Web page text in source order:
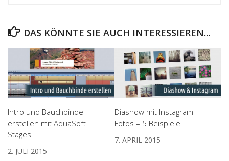
DAS KÖNNTE SIE AUCH INTERESSIEREN...
Intro und Bauchbinde
erstellen mit AquaSoft
Stages
2. JULI 2015
Diashow mit Instagram-
Fotos – 5 Beispiele
7. APRIL 2015